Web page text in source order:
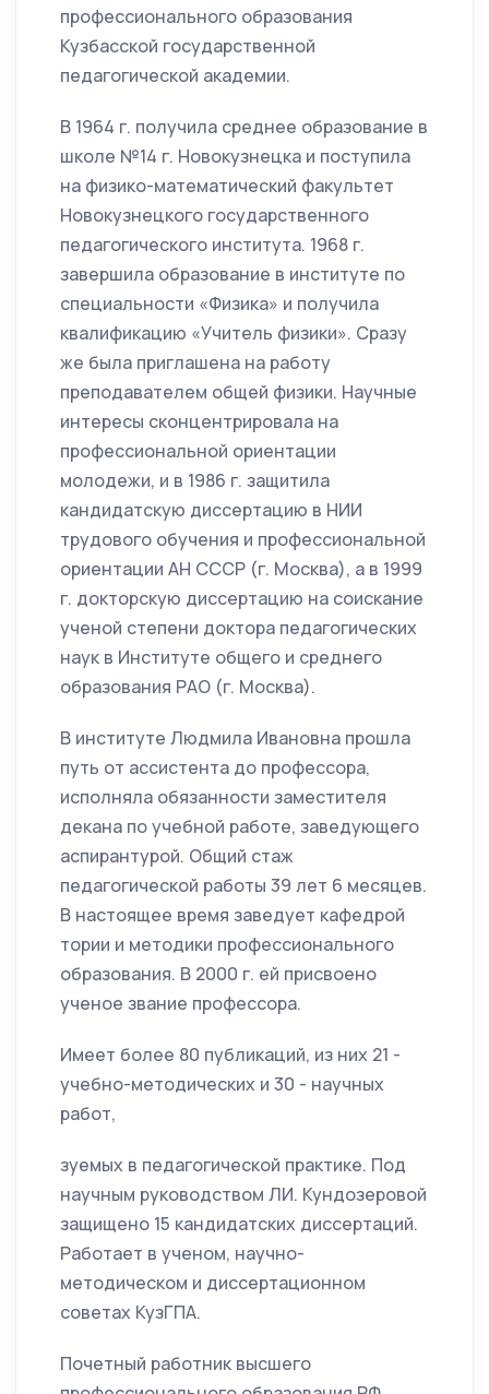
профессионального образования
Кузбасской государственной
педагогической академии.
В 1964 г. получила среднее образование в
школе №14 г. Новокузнецка и поступила
на физико-математический факультет
Новокузнецкого государственного
педагогического института. 1968 г.
завершила образование в институте по
специальности «Физика» и получила
квалификацию «Учитель физики». Сразу
же была приглашена на работу
преподавателем общей физики. Научные
интересы сконцентрировала на
профессиональной ориентации
молодежи, и в 1986 г. защитила
кандидатскую диссертацию в НИИ
трудового обучения и профессиональной
ориентации АН СССР (г. Москва), а в 1999
г. докторскую диссертацию на соискание
ученой степени доктора педагогических
наук в Институте общего и среднего
образования РАО (г. Москва).
В институте Людмила Ивановна прошла
путь от ассистента до профессора,
исполняла обязанности заместителя
декана по учебной работе, заведующего
аспирантурой. Общий стаж
педагогической работы 39 лет 6 месяцев.
В настоящее время заведует кафедрой
тории и методики профессионального
образования. В 2000 г. ей присвоено
ученое звание профессора.
Имеет более 80 публикаций, из них 21 -
учебно-методических и 30 - научных
работ,
зуемых в педагогической практике. Под
научным руководством ЛИ. Кундозеровой
защищено 15 кандидатских диссертаций.
Работает в ученом, научно-
методическом и диссертационном
советах КузГПА.
Почетный работник высшего